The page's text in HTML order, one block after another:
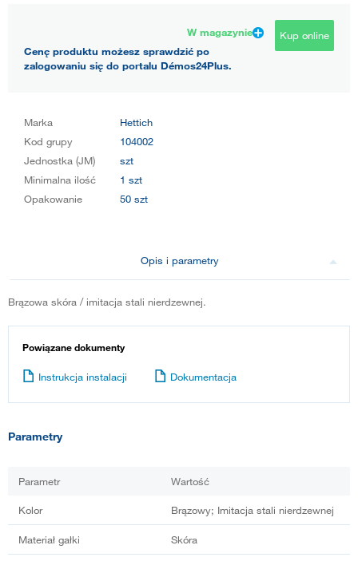
W magazynie
Cenę produktu możesz sprawdzić po
zalogowaniu się do portalu Démos24Plus.
Kup online
Marka
Hettich
Kod grupy
104002
Jednostka (JM)
szt
Minimalna ilość
1 szt
Opakowanie
50 szt
Opis i parametry
Brązowa skóra / imitacja stali nierdzewnej.
Powiązane dokumenty
Instrukcja instalacji Dokumentacja
Parametry
Parametr Wartość
Kolor Brązowy; Imitacja stali nierdzewnej
Materiał gałki Skóra